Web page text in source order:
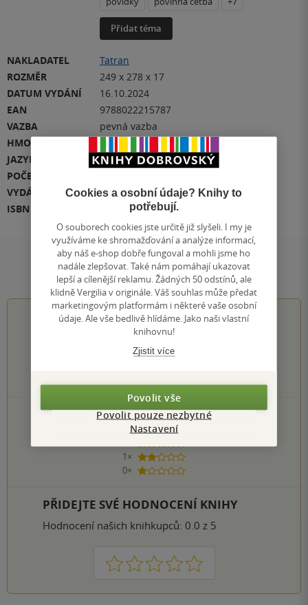
Přidat téma
NAKLADATEL
Tatran
ROZMĚR
249 x 278 x 17
DATUM VYDÁNÍ
16.10.2024
EAN
9788022215787
VAZBA
pevná vazba
HMOTNOST
JAZYK
čeština
POČET STRAN
VYDÁNÍ
1
ISBN
978-80-222-1578-7
Hodnocení a recenze čtenářů
4.7z5
78×
5 hvězdiček
9×
4 hvězdičky
3 hvězdičky
1×
2 hvězdičky
0×
1 hvezdička
PŘIDEJTE SVÉ HODNOCENÍ KNIHY
Hodnocení našich knihkupců: 0.0 z 5
1 2 3 4 5
Cookies a osobní údaje? Knihy to
potřebují.
O souborech cookies jste určitě již slyšeli. I my je
využíváme ke shromažďování a analýze informací,
aby náš e-shop dobře fungoval a mohli jsme ho
nadále zlepšovat. Také nám pomáhají ukazovat
lepší a cílenější reklamu. Žádných 50 odstínů, ale
klidně Vergilia v originále. Váš souhlas může předat
marketingovým platformám i některé vaše osobní
údaje. Ale vše bedlivě hlídáme. Jako naši vlastní
knihovnu!
Zjistit více
Povolit vše
Povolit pouze nezbytné
Nastavení